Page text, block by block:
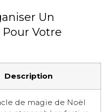
Un
Votre
Description
de magie de Noël